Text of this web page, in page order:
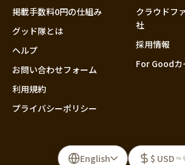
掲載手数料0円の仕組み
グッド隊とは
ヘルプ
お問い合わせフォーム
利用規約
プライバシーポリシー
クラウドフ
社
採用情報
For Goodカ
English $ USD ≈